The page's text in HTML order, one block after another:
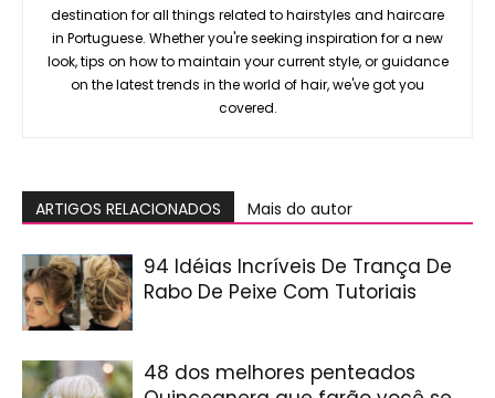
destination for all things related to hairstyles and haircare
in Portuguese. Whether you're seeking inspiration for a new
look, tips on how to maintain your current style, or guidance
on the latest trends in the world of hair, we've got you
covered.
ARTIGOS RELACIONADOS Mais do autor
94 Idéias Incríveis De Trança De
Rabo De Peixe Com Tutoriais
48 dos melhores penteados